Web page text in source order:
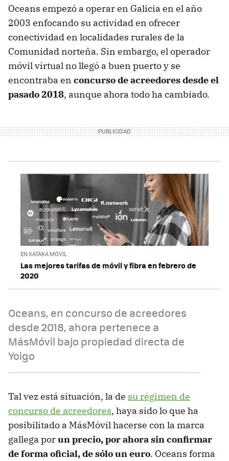
Oceans empezó a operar en Galicia en el año
2003 enfocando su actividad en ofrecer
conectividad en localidades rurales de la
Comunidad norteña. Sin embargo, el operador
móvil virtual no llegó a buen puerto y se
encontraba en concurso de acreedores desde el
pasado 2018, aunque ahora todo ha cambiado.
EN XATAKA MÓVIL
Las mejores tarifas de móvil y fibra en febrero de
2020
Oceans, en concurso de acreedores
desde 2018, ahora pertenece a
MásMóvil bajo propiedad directa de
Yoigo
Tal vez está situación, la de su régimen de
concurso de acreedores, haya sido lo que ha
posibilitado a MásMóvil hacerse con la marca
gallega porun precio, por ahora sin confirmar
de forma oficial, de sólo un euro. Oceans forma